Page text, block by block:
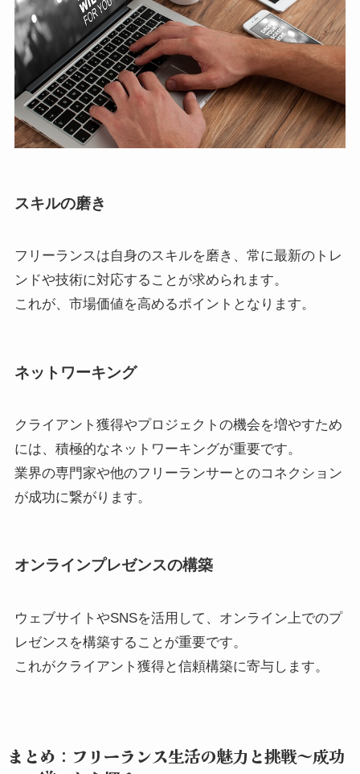
スキルの磨き
フリーランスは自身のスキルを磨き、常に最新のトレ
ンドや技術に対応することが求められます。
これが、市場価値を高めるポイントとなります。
ネットワーキング
クライアント獲得やプロジェクトの機会を増やすため
には、積極的なネットワーキングが重要です。
業界の専門家や他のフリーランサーとのコネクション
が成功に繋がります。
オンラインプレゼンスの構築
ウェブサイトやSNSを活用して、オンライン上でのプ
レゼンスを構築することが重要です。
これがクライアント獲得と信頼構築に寄与します。
まとめ：フリーランス生活の魅力と挑戦～成功